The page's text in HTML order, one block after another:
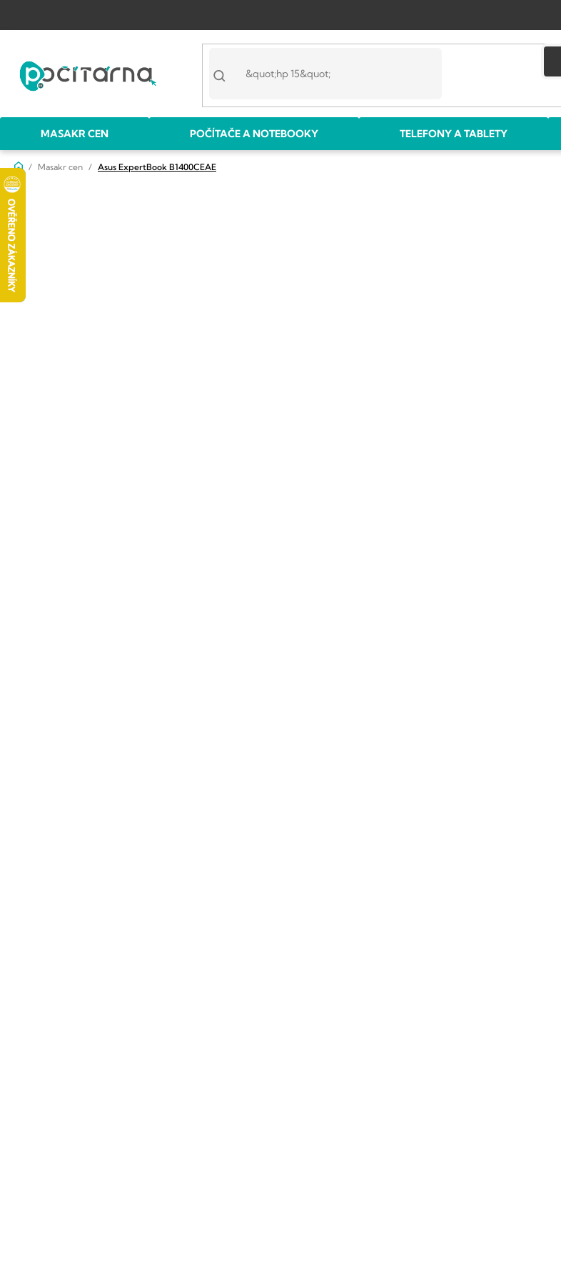
obsah
MASAKR CEN POČÍTAČE A NOTEBOOKY TELEFONY A TABLETY
DomůMasakr cen Asus ExpertBook B1400CEAE